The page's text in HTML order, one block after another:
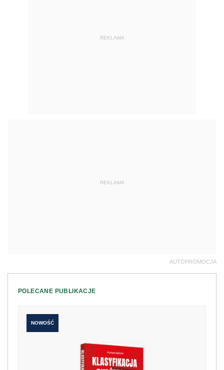
REKLAMA
REKLAMA
AUTOPROMOCJA
POLECANE PUBLIKACJE
NOWOŚĆ